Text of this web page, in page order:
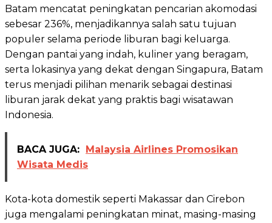
Batam mencatat peningkatan pencarian akomodasi
sebesar 236%, menjadikannya salah satu tujuan
populer selama periode liburan bagi keluarga.
Dengan pantai yang indah, kuliner yang beragam,
serta lokasinya yang dekat dengan Singapura, Batam
terus menjadi pilihan menarik sebagai destinasi
liburan jarak dekat yang praktis bagi wisatawan
Indonesia.
BACA JUGA: Malaysia Airlines Promosikan
Wisata Medis
Kota-kota domestik seperti Makassar dan Cirebon
juga mengalami peningkatan minat, masing-masing